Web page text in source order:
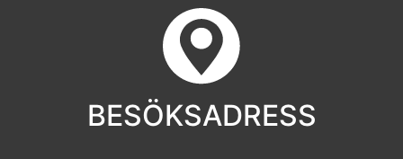
BESÖKSADRESS